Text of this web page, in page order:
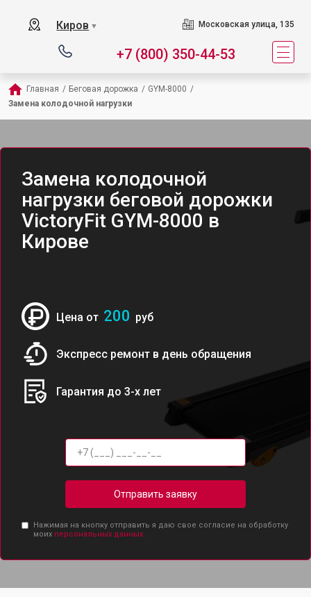
Киров ▼ Московская улица, 135
+7 (800) 350-44-53
Главная / Беговая дорожка / GYM-8000 /
Замена колодочной нагрузки
Замена колодочной
нагрузки беговой дорожки
VictoryFit GYM-8000 в
Кирове
Цена от 200 руб
Экспресс ремонт в день обращения
Гарантия до 3-х лет
Отправить заявку
Нажимая на кнопку отправить я даю свое согласие на обработку
моих персональных данных.